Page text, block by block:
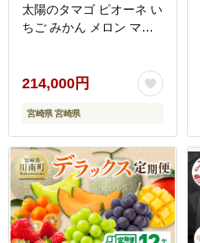
太陽のタマゴ ピオーネ い
ちご みかん メロン マン
1コース M110＞
214,000円
宮崎県 宮崎県